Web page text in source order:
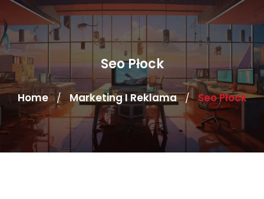
Seo Płock
Home / Marketing I Reklama / Seo Płock